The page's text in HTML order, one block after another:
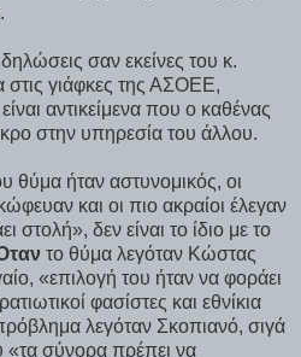
σαν εκείνες του κ.
στις γιάφκες της ΑΣΟΕΕ,
αντικείμενα που ο καθένας
στην υπηρεσία του άλλου.
θύμα ήταν αστυνομικός, οι
και οι πιο ακραίοι έλεγαν
στολή», δεν είναι το ίδιο με το
το θύμα λεγόταν Κώστας
«επιλογή του ήταν να φοράει
φασίστες και εθνίκια
λεγόταν Σκοπιανό, σιγά
«τα σύνορα πρέπει να